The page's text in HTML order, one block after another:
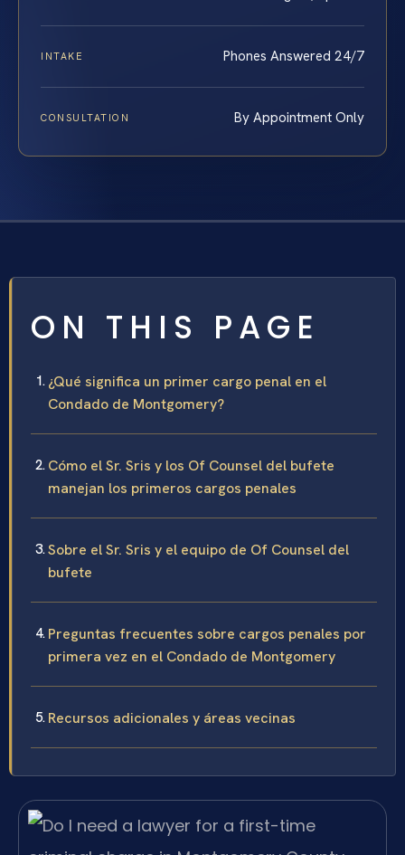
INTAKE Phones Answered 24/7
CONSULTATION By Appointment Only
ON THIS PAGE
¿Qué significa un primer cargo penal en el
Condado de Montgomery?
Cómo el Sr. Sris y los Of Counsel del bufete
manejan los primeros cargos penales
Sobre el Sr. Sris y el equipo de Of Counsel del
bufete
Preguntas frecuentes sobre cargos penales por
primera vez en el Condado de Montgomery
Recursos adicionales y áreas vecinas